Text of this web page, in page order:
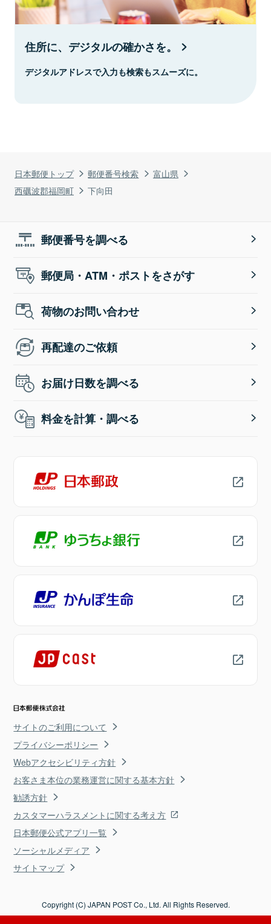
日本郵便トップ 郵便番号検索
富山県
西礪波郡福岡町
下向田
住所に、デジタルの確かさを。
デジタルアドレスで入力も検索もスムーズに。
郵便番号を調べる
郵便局・ATM・ポストをさがす
荷物のお問い合わせ
再配達のご依頼
お届け日数を調べる
料金を計算・調べる
サイトのご利用について
プライバシーポリシー
Webアクセシビリティ方針
お客さま本位の業務運営に関する基本方針
勧誘方針
カスタマーハラスメントに関する考え方
日本郵便公式アプリ一覧
ソーシャルメディア
サイトマップ
Copyright (C) JAPAN POST Co., Ltd. All Rights Reserved.